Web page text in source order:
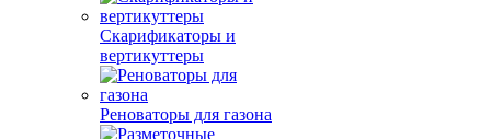
Скарификаторы и
вертикуттеры
Реноваторы для газона